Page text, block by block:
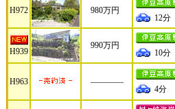
H972 980万円
12分
H939
990万円
10分
H963 ――――
4分